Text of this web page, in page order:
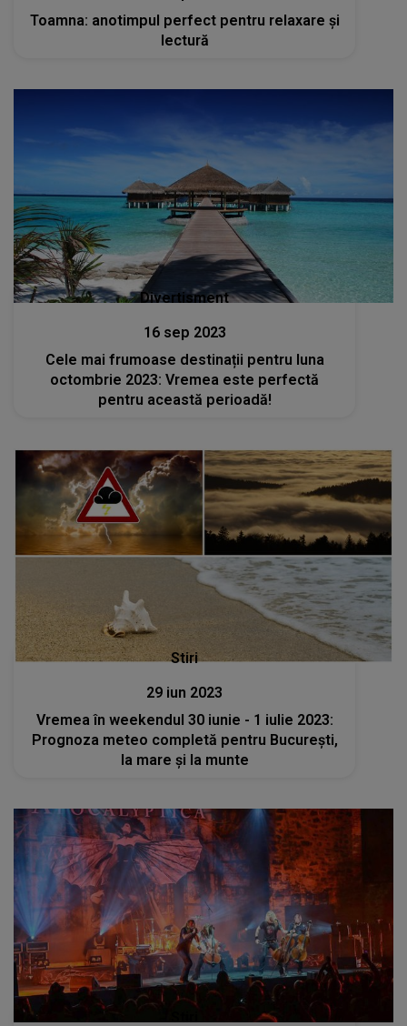
Toamna: anotimpul perfect pentru relaxare și
lectură
Divertisment
16 sep 2023
Cele mai frumoase destinații pentru luna
octombrie 2023: Vremea este perfectă
pentru această perioadă!
Stiri
29 iun 2023
Vremea în weekendul 30 iunie - 1 iulie 2023:
Prognoza meteo completă pentru București,
la mare și la munte